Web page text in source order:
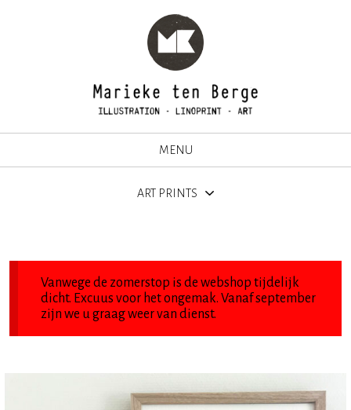
MENU
ART PRINTS
Vanwege de zomerstop is de webshop tijdelijk
dicht. Excuus voor het ongemak. Vanaf september
zijn we u graag weer van dienst.